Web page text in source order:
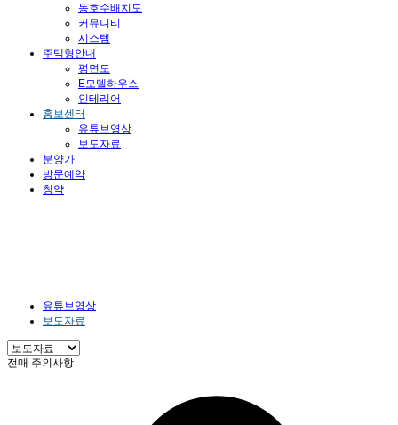
동호수배치도
커뮤니티
시스템
주택형안내
평면도
E모델하우스
인테리어
홍보센터
유튜브영상
보도자료
분양가
방문예약
청약
유튜브영상
보도자료
전매 주의사항